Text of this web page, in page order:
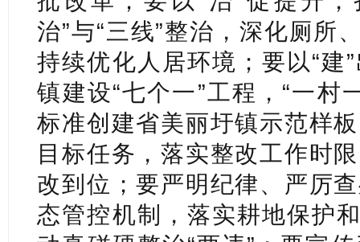
治”与“三线”整治，深化厕所
持续优化人居环境；要以“建
镇建设“七个一”工程，“一村
标准创建省美丽圩镇示范样
目标任务，落实整改工作时
改到位；要严明纪律、严厉
态管控机制，落实耕地保护